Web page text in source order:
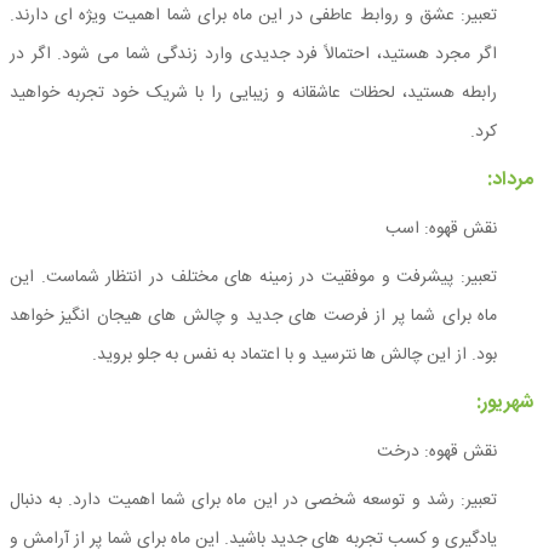
تعبیر: عشق و روابط عاطفی در این ماه برای شما اهمیت ویژه ای دارند.
اگر مجرد هستید، احتمالاً فرد جدیدی وارد زندگی شما می شود. اگر در
رابطه هستید، لحظات عاشقانه و زیبایی را با شریک خود تجربه خواهید
کرد.
مرداد:
نقش قهوه: اسب
تعبیر: پیشرفت و موفقیت در زمینه های مختلف در انتظار شماست. این
ماه برای شما پر از فرصت های جدید و چالش های هیجان انگیز خواهد
بود. از این چالش ها نترسید و با اعتماد به نفس به جلو بروید.
شهریور:
نقش قهوه: درخت
تعبیر: رشد و توسعه شخصی در این ماه برای شما اهمیت دارد. به دنبال
یادگیری و کسب تجربه های جدید باشید. این ماه برای شما پر از آرامش و